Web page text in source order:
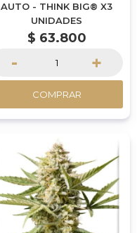
AUTO - THINK BIG® X3
UNIDADES
$ 63.800
- +
COMPRAR